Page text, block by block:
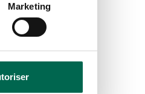
Marketing